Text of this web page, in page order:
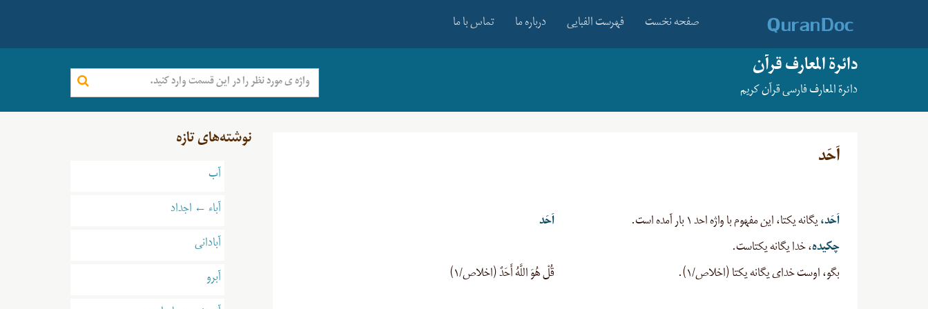
تماس با ما درباره ما فهرست الفبایی صفحه نخست
دائرة المعارف قرآن
دائرة المعارف فارسی قرآن کریم
اَحَد
اَحَد، یگانه یکتا، این مفهوم با واژه احد ۱ بار آمده است.
چکیده، خدا یگانه یکتاست.
بگو، اوست ‏خداى یگانه یکتا (اخلاص/۱).
اَحَد
قُلْ هُوَ اللَّهُ أَحَدٌ (اخلاص/۱)
نوشته‌های تازه
آب
آباء ← اجداد
آبادانی
آبرو